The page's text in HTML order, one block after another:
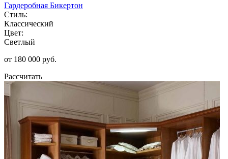
Гардеробная Бикертон
Стиль:
Классический
Цвет:
Светлый
от 180 000 руб.
Рассчитать